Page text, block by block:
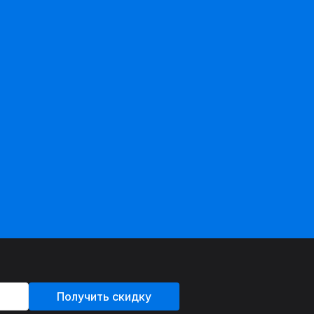
Получить скидку